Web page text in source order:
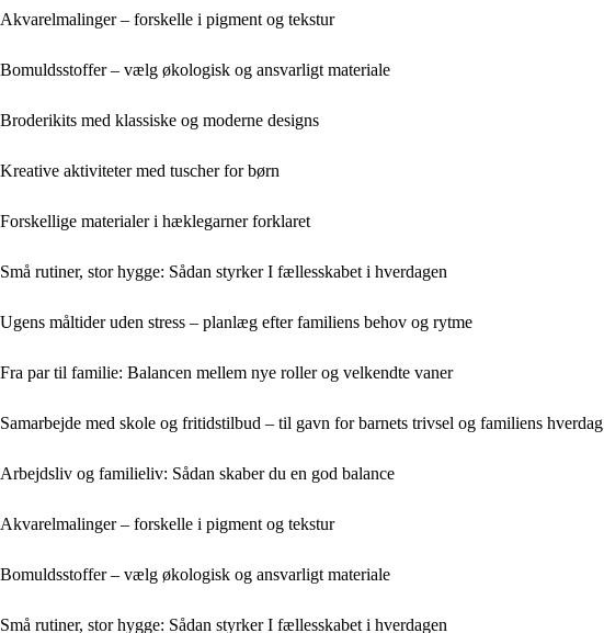
Akvarelmalinger – forskelle i pigment og tekstur
Bomuldsstoffer – vælg økologisk og ansvarligt materiale
Broderikits med klassiske og moderne designs
Kreative aktiviteter med tuscher for børn
Forskellige materialer i hæklegarner forklaret
Små rutiner, stor hygge: Sådan styrker I fællesskabet i hverdagen
Ugens måltider uden stress – planlæg efter familiens behov og rytme
Fra par til familie: Balancen mellem nye roller og velkendte vaner
Samarbejde med skole og fritidstilbud – til gavn for barnets trivsel og familiens hverdag
Arbejdsliv og familieliv: Sådan skaber du en god balance
Akvarelmalinger – forskelle i pigment og tekstur
Bomuldsstoffer – vælg økologisk og ansvarligt materiale
Små rutiner, stor hygge: Sådan styrker I fællesskabet i hverdagen